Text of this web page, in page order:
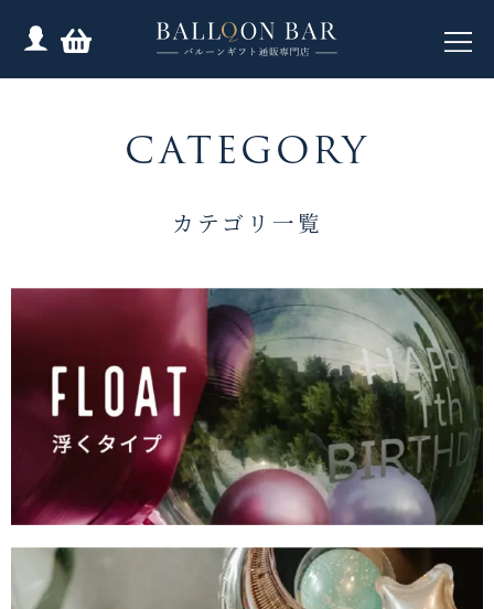
CATEGORY
カテゴリ一覧